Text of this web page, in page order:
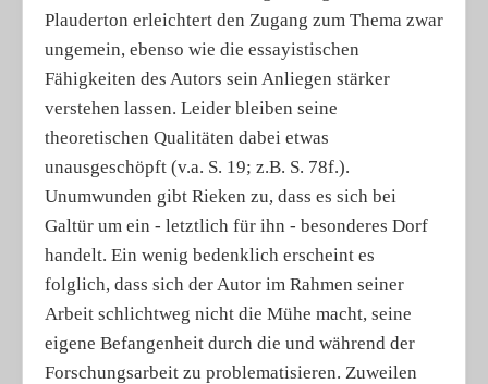
Plauderton erleichtert den Zugang zum Thema zwar
ungemein, ebenso wie die essayistischen
Fähigkeiten des Autors sein Anliegen stärker
verstehen lassen. Leider bleiben seine
theoretischen Qualitäten dabei etwas
unausgeschöpft (v.a. S. 19; z.B. S. 78f.).
Unumwunden gibt Rieken zu, dass es sich bei
Galtür um ein - letztlich für ihn - besonderes Dorf
handelt. Ein wenig bedenklich erscheint es
folglich, dass sich der Autor im Rahmen seiner
Arbeit schlichtweg nicht die Mühe macht, seine
eigene Befangenheit durch die und während der
Forschungsarbeit zu problematisieren. Zuweilen